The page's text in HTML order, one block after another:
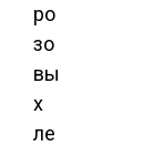
ро
зо
вы
х
ле